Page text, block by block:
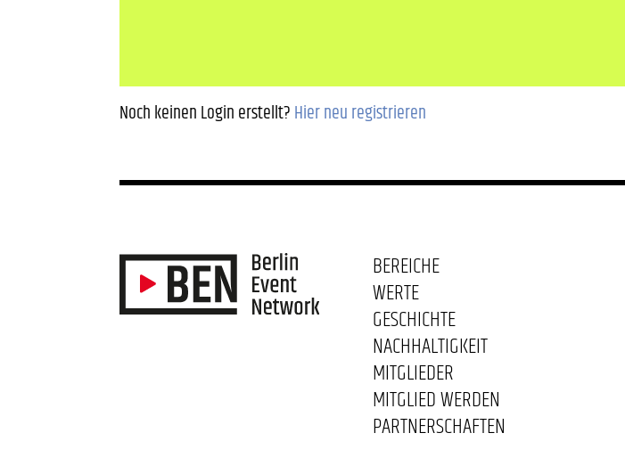
Noch keinen Login erstellt?Hier neu registrieren
BEREICHE
WERTE
GESCHICHTE
NACHHALTIGKEIT
MITGLIEDER
MITGLIED WERDEN
PARTNERSCHAFTEN